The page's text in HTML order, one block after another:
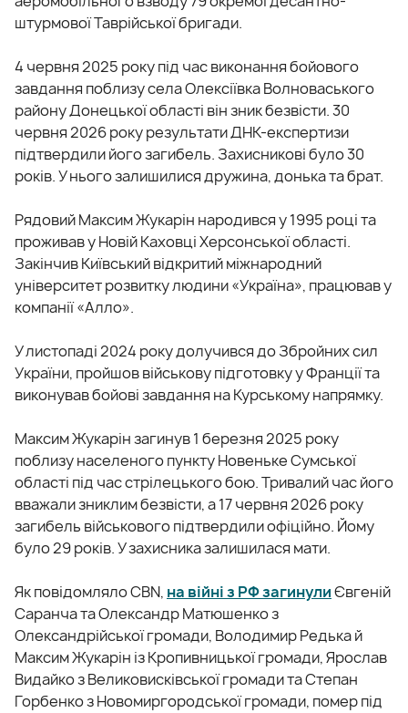
штурмової Таврійської бригади.
4 червня 2025 року під час виконання бойового
завдання поблизу села Олексіївка Волноваського
району Донецької області він зник безвісти. 30
червня 2026 року результати ДНК-експертизи
підтвердили його загибель. Захисникові було 30
років. У нього залишилися дружина, донька та брат.
Рядовий Максим Жукарін народився у 1995 році та
проживав у Новій Каховці Херсонської області.
Закінчив Київський відкритий міжнародний
університет розвитку людини «Україна», працював у
компанії «Алло».
У листопаді 2024 року долучився до Збройних сил
України, пройшов військову підготовку у Франції та
виконував бойові завдання на Курському напрямку.
Максим Жукарін загинув 1 березня 2025 року
поблизу населеного пункту Новеньке Сумської
області під час стрілецького бою. Тривалий час його
вважали зниклим безвісти, а 17 червня 2026 року
загибель військового підтвердили офіційно. Йому
було 29 років. У захисника залишилася мати.
Як повідомляло CBN, на війні з РФ загинулиЄвгеній
Саранча та Олександр Матюшенко з
Олександрійської громади, Володимир Редька й
Максим Жукарін із Кропивницької громади, Ярослав
Видайко з Великовисківської громади та Степан
Горбенко з Новомиргородської громади, помер під